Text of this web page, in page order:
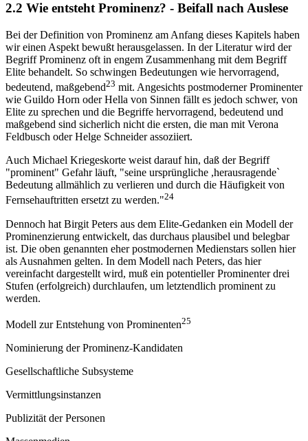
2.2 Wie entsteht Prominenz? - Beifall nach Auslese
Bei der Definition von Prominenz am Anfang dieses Kapitels haben
wir einen Aspekt bewußt herausgelassen. In der Literatur wird der
Begriff Prominenz oft in engem Zusammenhang mit dem Begriff
Elite behandelt. So schwingen Bedeutungen wie hervorragend,
bedeutend, maßgebend23 mit. Angesichts postmoderner Prominenter
wie Guildo Horn oder Hella von Sinnen fällt es jedoch schwer, von
Elite zu sprechen und die Begriffe hervorragend, bedeutend und
maßgebend sind sicherlich nicht die ersten, die man mit Verona
Feldbusch oder Helge Schneider assoziiert.
Auch Michael Kriegeskorte weist darauf hin, daß der Begriff
"prominent" Gefahr läuft, "seine ursprüngliche ,herausragende`
Bedeutung allmählich zu verlieren und durch die Häufigkeit von
Fernsehauftritten ersetzt zu werden."24
Dennoch hat Birgit Peters aus dem Elite-Gedanken ein Modell der
Prominenzierung entwickelt, das durchaus plausibel und belegbar
ist. Die oben genannten eher postmodernen Medienstars sollen hier
als Ausnahmen gelten. In dem Modell nach Peters, das hier
vereinfacht dargestellt wird, muß ein potentieller Prominenter drei
Stufen (erfolgreich) durchlaufen, um letztendlich prominent zu
werden.
Modell zur Entstehung von Prominenten25
Nominierung der Prominenz-Kandidaten
Gesellschaftliche Subsysteme
Vermittlungsinstanzen
Publizität der Personen